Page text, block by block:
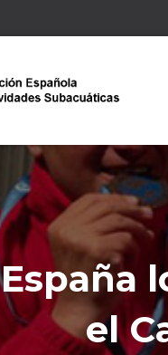
España
el